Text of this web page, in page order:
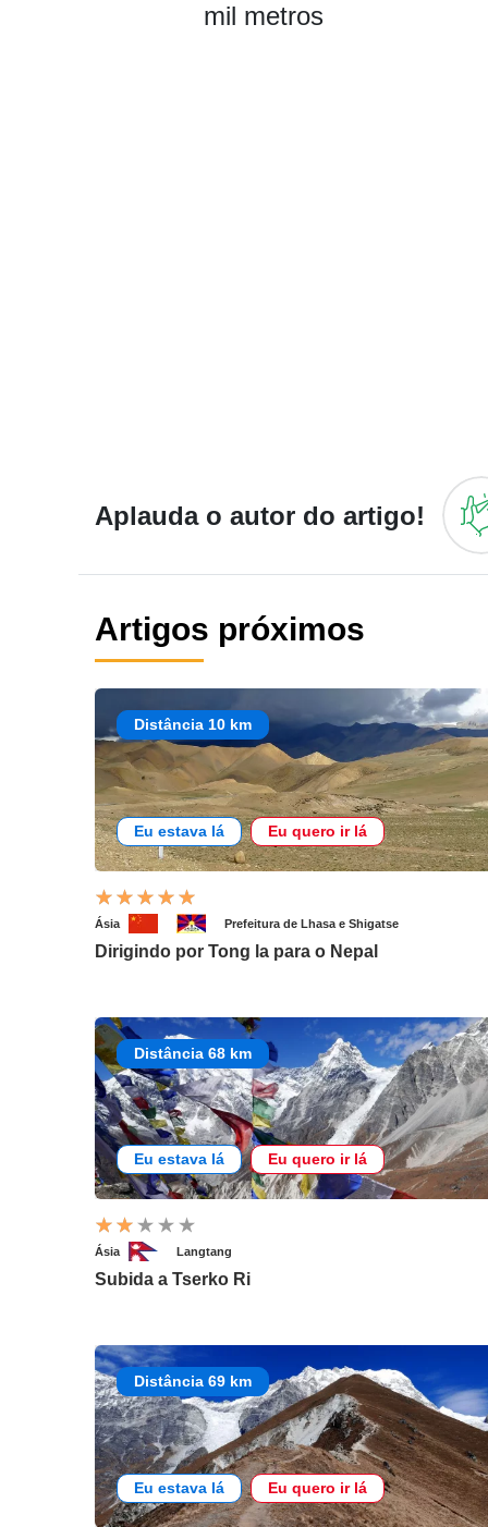
mil metros
Aplauda o autor do artigo!
Artigos próximos
Distância 10 km
Eu estava lá Eu quero ir lá
Ásia Prefeitura de Lhasa e Shigatse
Dirigindo por Tong la para o Nepal
Distância 68 km
Eu estava lá Eu quero ir lá
Ásia Langtang
Subida a Tserko Ri
Distância 69 km
Eu estava lá Eu quero ir lá